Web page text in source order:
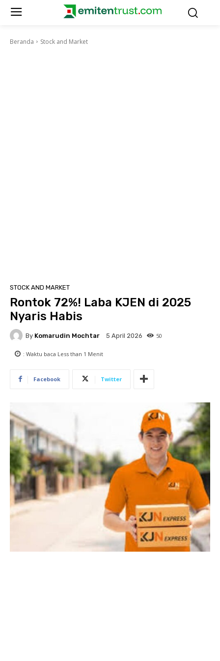
Beranda Stock and Market
STOCK AND MARKET
Rontok 72%! Laba KJEN di 2025
Nyaris Habis
By Komarudin Mochtar 5 April 2026 50
: Waktu baca Less than 1 Menit
Facebook Twitter